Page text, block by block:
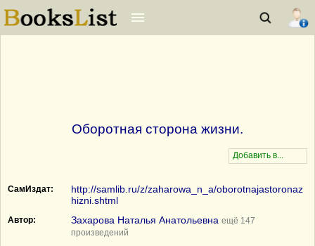
Оборотная сторона жизни.
СамИздат:
http://samlib.ru/z/zaharowa_n_a/oborotnajastoronaz
hizni.shtml
Автор: Захарова Наталья Анатольевна ещё 147
произведений